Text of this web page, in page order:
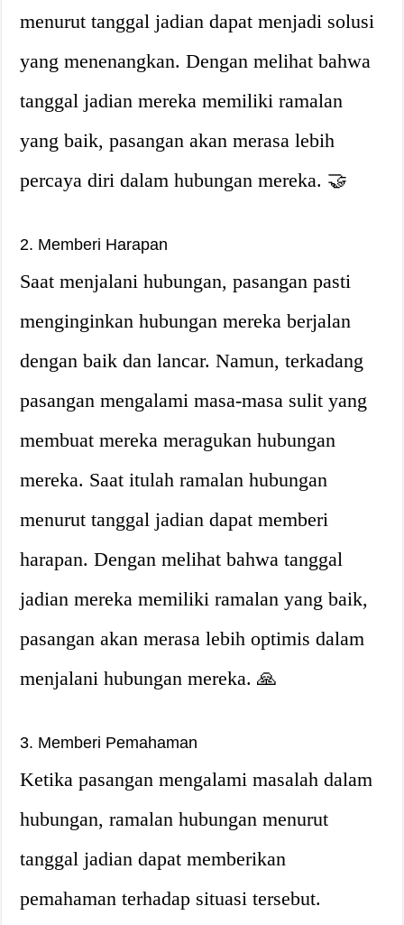
menurut tanggal jadian dapat menjadi solusi
yang menenangkan. Dengan melihat bahwa
tanggal jadian mereka memiliki ramalan
yang baik, pasangan akan merasa lebih
percaya diri dalam hubungan mereka. 🤝
2. Memberi Harapan
Saat menjalani hubungan, pasangan pasti
menginginkan hubungan mereka berjalan
dengan baik dan lancar. Namun, terkadang
pasangan mengalami masa-masa sulit yang
membuat mereka meragukan hubungan
mereka. Saat itulah ramalan hubungan
menurut tanggal jadian dapat memberi
harapan. Dengan melihat bahwa tanggal
jadian mereka memiliki ramalan yang baik,
pasangan akan merasa lebih optimis dalam
menjalani hubungan mereka. 🙏
3. Memberi Pemahaman
Ketika pasangan mengalami masalah dalam
hubungan, ramalan hubungan menurut
tanggal jadian dapat memberikan
pemahaman terhadap situasi tersebut.